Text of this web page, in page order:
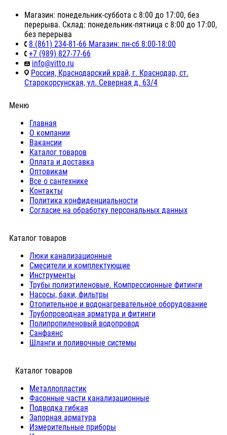
Магазин: понедельник-суббота с 8:00 до 17:00, без
перерыва. Склад: понедельник-пятница с 8:00 до 17:00,
без перерыва
8 (861) 234-81-66 Магазин: пн-сб 8:00-18:00
+7 (989) 827-77-66
info@vitto.ru
Россия, Краснодарский край, г. Краснодар, ст.
Старокорсунская, ул. Северная д. 63/4
Меню
Главная
О компании
Вакансии
Каталог товаров
Оплата и доставка
Оптовикам
Все о сантехнике
Контакты
Политика конфиденциальности
Согласие на обработку персональных данных
Каталог товаров
Люки канализационные
Cмесители и комплектующие
Инструменты
Трубы полиэтиленовые. Компрессионные фитинги
Насосы, баки, фильтры
Отопительное и водонагревательное оборудование
Трубопроводная арматура и фитинги
Полипропиленовый водопровод
Санфаянс
Шланги и поливочные системы
⠀Каталог товаров
Металлопластик
Фасонные части канализационные
Подводка гибкая
Запорная арматура
Измерительные приборы